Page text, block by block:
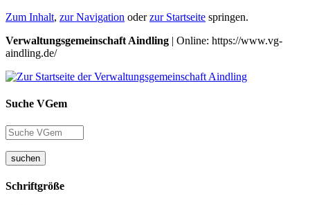
Zum Inhalt, zur Navigation oderzur Startseite springen.
Verwaltungsgemeinschaft Aindling | Online: https://www.vg-
aindling.de/
Suche VGem
suchen
Schriftgröße